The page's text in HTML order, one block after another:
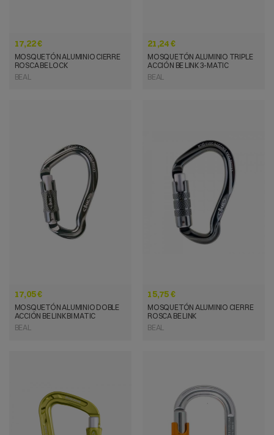
17,22 €
MOSQUETÓN ALUMINIO CIERRE
ROSCA BE LOCK
BEAL
21,24 €
MOSQUETÓN ALUMINIO TRIPLE
ACCIÓN BE LINK 3-MATIC
BEAL
VISTA RÁPIDA
17,05 €
MOSQUETÓN ALUMINIO DOBLE
ACCIÓN BE LINK BI MATIC
BEAL
VISTA RÁPIDA
15,75 €
MOSQUETÓN ALUMINIO CIERRE
ROSCA BE LINK
BEAL